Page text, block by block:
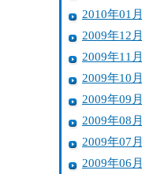
2010年01月
2009年12月
2009年11月
2009年10月
2009年09月
2009年08月
2009年07月
2009年06月